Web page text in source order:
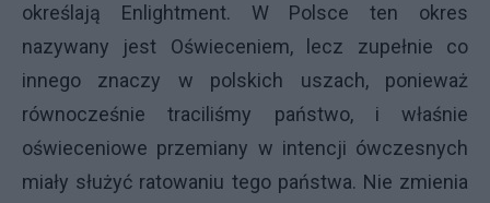
określają Enlightment. W Polsce ten okres
nazywany jest Oświeceniem, lecz zupełnie co
innego znaczy w polskich uszach, ponieważ
równocześnie traciliśmy państwo, i właśnie
oświeceniowe przemiany w intencji ówczesnych
miały służyć ratowaniu tego państwa. Nie zmienia